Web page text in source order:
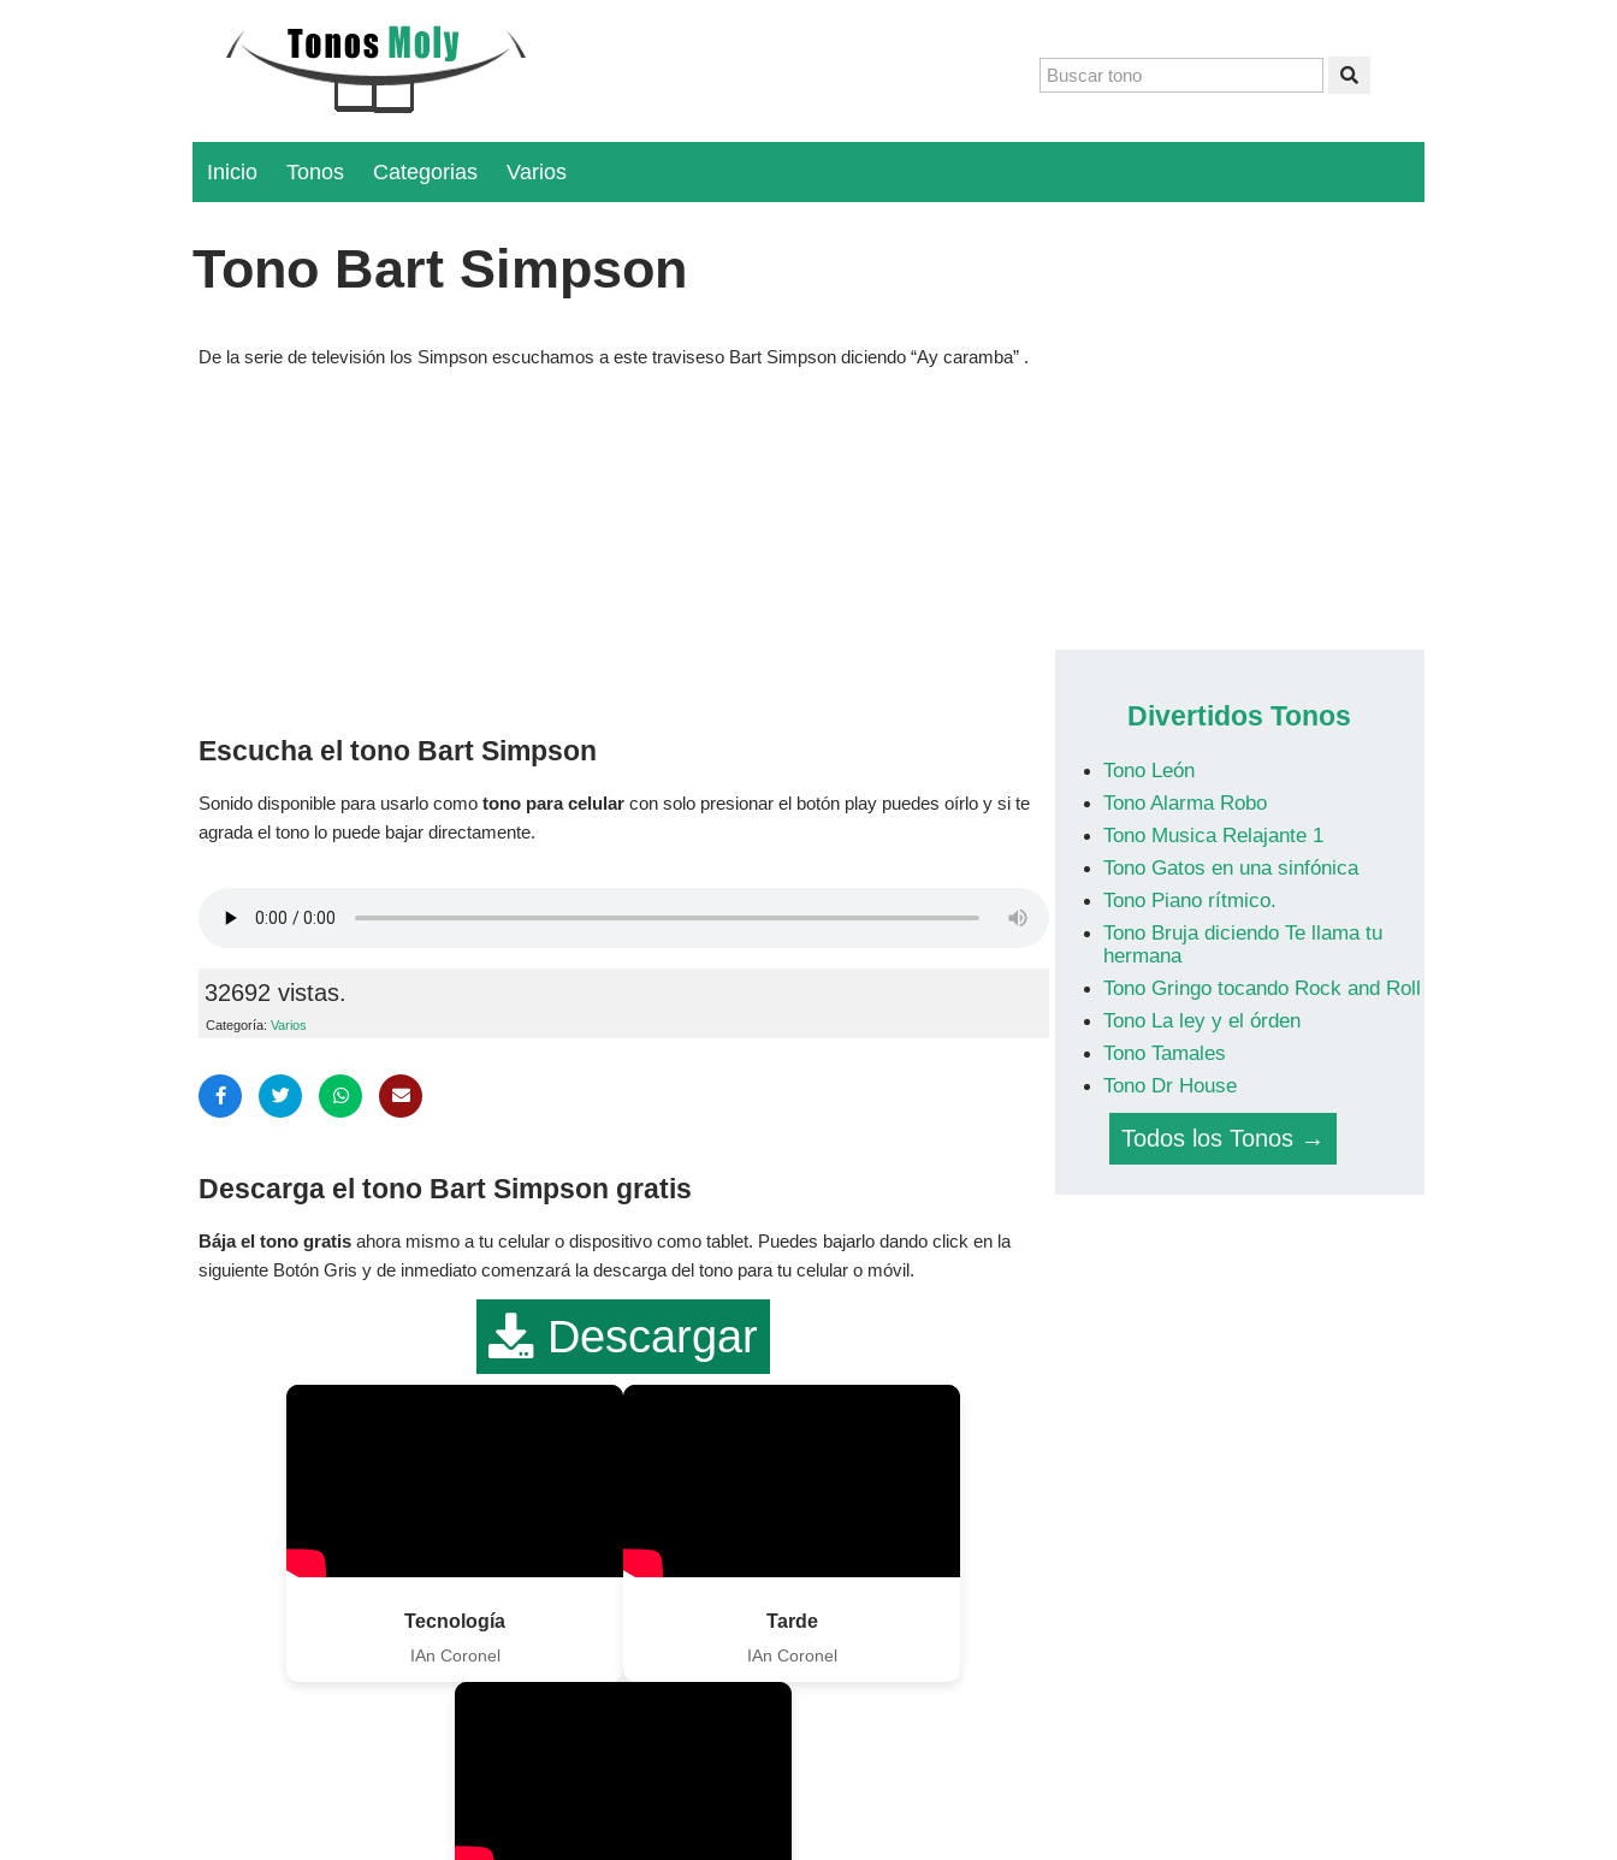
Inicio Tonos Categorias Varios
Tono Bart Simpson
De la serie de televisión los Simpson escuchamos a este traviseso Bart Simpson diciendo “Ay caramba” .
Escucha el tono Bart Simpson
Sonido disponible para usarlo como tono para celular con solo presionar el botón play puedes oírlo y si te
agrada el tono lo puede bajar directamente.
32692 vistas.
Categoría: Varios
Descarga el tono Bart Simpson gratis
Bája el tono gratis ahora mismo a tu celular o dispositivo como tablet. Puedes bajarlo dando click en la
siguiente Botón Gris y de inmediato comenzará la descarga del tono para tu celular o móvil.
Descargar
Tecnología
IAn Coronel
Tarde
IAn Coronel
Divertidos Tonos
Tono León
Tono Alarma Robo
Tono Musica Relajante 1
Tono Gatos en una sinfónica
Tono Piano rítmico.
Tono Bruja diciendo Te llama tu
hermana
Tono Gringo tocando Rock and Roll
Tono La ley y el órden
Tono Tamales
Tono Dr House
Todos los Tonos →